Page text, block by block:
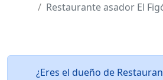
Restaurante asador El
¿Eres el dueño de